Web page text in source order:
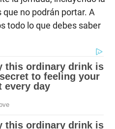
no podrán portar. A
todo lo que debes saber